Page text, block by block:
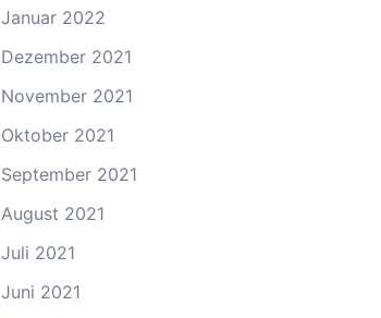
Januar 2022
Dezember 2021
November 2021
Oktober 2021
September 2021
August 2021
Juli 2021
Juni 2021